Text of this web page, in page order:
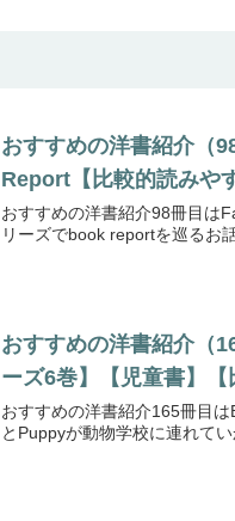
おすすめの洋書紹介（
Report【比較的読みや
おすすめの洋書紹介98冊目は
リーズでbook reportを巡るお
おすすめの洋書紹介（
ーズ6巻】【児童書】【
おすすめの洋書紹介165冊目
とPuppyが動物学校に連れて